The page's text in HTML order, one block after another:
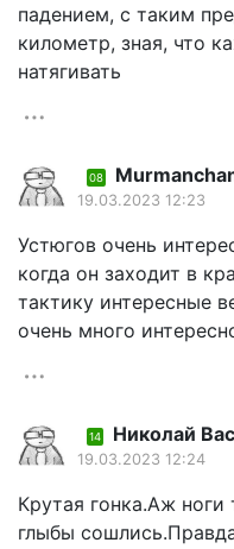
падением, с таким
километр, зная, что
натягивать
08
19.03.2023 12:23
Устюгов очень
когда он заходит в
тактику интересные
очень много
14 Николай
19.03.2023 12:24
Крутая гонка.Аж
глыбы